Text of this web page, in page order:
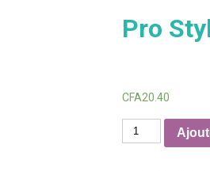
Pro
CFA20.40
quantité
de